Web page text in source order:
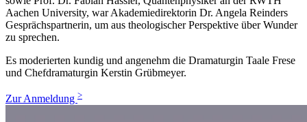
Aachen University, war Akademiedirektorin Dr. Angela Reinders
Gesprächspartnerin, um aus theologischer Perspektive über Wunder
zu sprechen.
Es moderierten kundig und angenehm die Dramaturgin Taale Frese
und Chefdramaturgin Kerstin Grübmeyer.
Zur Anmeldung >